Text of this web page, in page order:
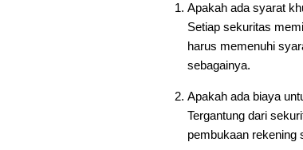
Apakah ada syarat
Setiap sekuritas
harus memenuhi
sebagainya.
Apakah ada biaya
Tergantung dari
pembukaan rekening